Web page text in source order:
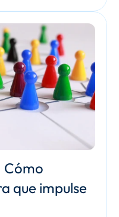
Cómo
que impulse